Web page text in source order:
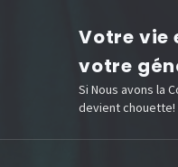
Votre vie
votre
Si Nous avons la
devient chouette!